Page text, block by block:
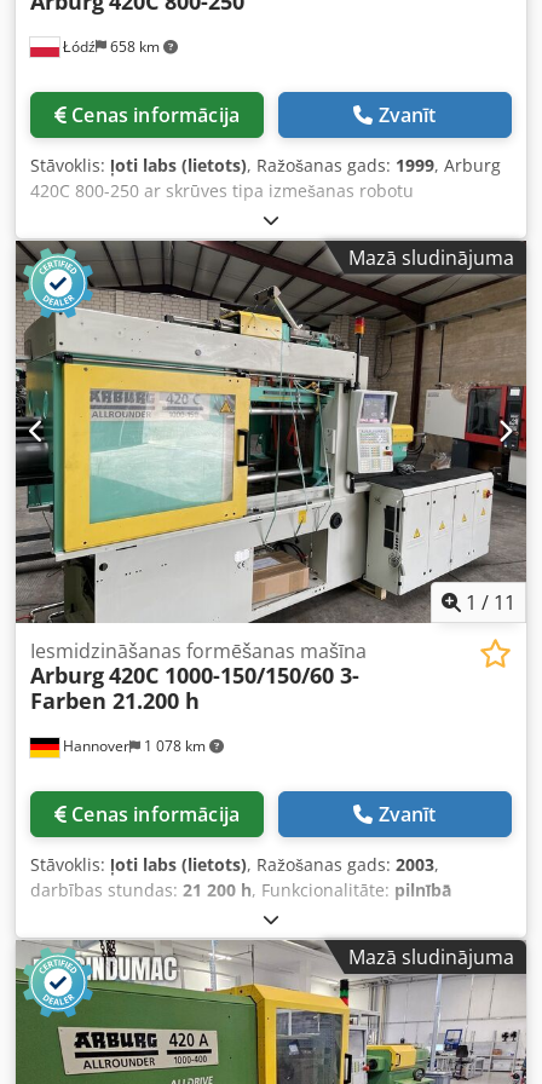
Łódź 658 km
Cenas informācija Zvanīt
Stāvoklis: ļoti labs (lietots), Ražošanas gads: 1999, Arburg
420C 800-250 ar skrūves tipa izmešanas robotu
Amboss+Langbein Izgatavošanas gads: 1999 Dedpfx Apezc
Np Ej Iekr Iesmidzināšanas bloks: Skrūves diametrs: 40 mm
Iesmidzināšanas svars: 158 g Iesmidzināšanas spiediens:
1390 bar Dozēšanas tilpums: 188 ccm Aizvēršanas bloks:
Aizvēršanas spēks: 80 t Kolonnu attālums: 420x420 mm
Plākšņu izmēri: 570x570 mm Izgrūdējs: hidraulisks
Aizvēršanas vienība: hidrauliska Vadība: SELOGICA
Papildaprīkojums: Euromap 12 Robotu interfeiss Vadība ar
gaisa vārstu Serdes vilkšanas kontrole Pastiprināts
iesmidzināšanas agregāts – bimetāls Izmēri: Svars: 3180 kg
Garums/Platums/Augstums: 4.30x1.64x2.08 m Piedziņa:
Sūkņa/motora jauda: 15 kW Sildītāja jauda: 6,5 kW Kopējā
jauda: 21,5 kW Visas piedāvātās iekārtas pirms pārdošanas
tiek iedarbinātas mūsu servisa tehniķu uzraudzībā.
Iespējams saņemt izvēlētās iekārtas tehnisko testu video
vai piedalīties tehniskajos tiešsaistes testos mūsu
uzņēmumā Lodzā. Cena: pēc pieprasījuma
Mazā sludinājuma
1 / 11
Hannover 1 078 km
Iesmidzināšanas formēšanas mašīna
Arburg420C 1000-150/150/60 3-
Farben 21.200 h
Cenas informācija Zvanīt
Stāvoklis: ļoti labs (lietots), Ražošanas gads: 2003,
darbības stundas: 21 200 h, Funkcionalitāte: pilnībā
, iekārtas/transportlīdzekļa numurs:
Aprīkojums:dokumentācija / rokasgrāmata, No 2025.
gada 1. jūlija arī lietotas mašīnas varēs ietvert nodokļu
aprēķinā ar īpašo amortizāciju 30% gadā. Trīskrāsu vai
divkrāsu iesmidzināšanas iekārta (3. moduli var atslēgt ar
programmu) (horizontāla / vertikāla / un 3. L-veida pozīcijā
ar drošības korpusu) ##### Var pārbūvēt arī uz divkrāsu
Mazā sludinājuma